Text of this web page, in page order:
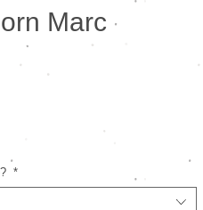
Marc
*